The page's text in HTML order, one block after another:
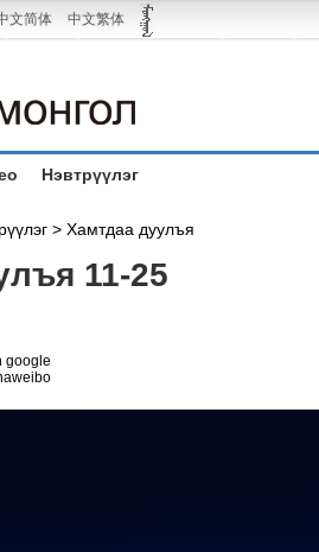
文简体 中文繁体
Нэвтрүүлэг
> Хамтдаа дуулъя
11-25
google